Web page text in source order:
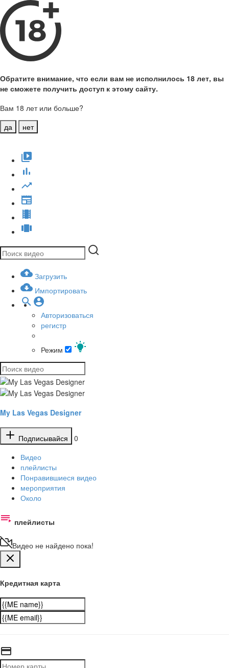
Обратите внимание, что если вам не исполнилось 18 лет, вы
не сможете получить доступ к этому сайту.
Вам 18 лет или больше?
да
нет
Загрузить
Импортировать
Авторизоваться
регистр
Режим
My Las Vegas Designer
Подписывайся
0
Видео
плейлисты
Понравившиеся видео
мероприятия
Около
плейлисты
Видео не найдено пока!
Кредитная карта